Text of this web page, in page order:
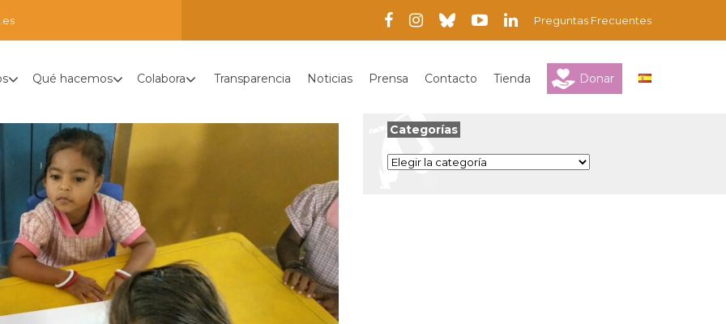
Preguntas Frecuentes
Qué hacemos Colabora Transparencia Noticias Prensa Contacto Tienda Donar
Categorías
Categorías